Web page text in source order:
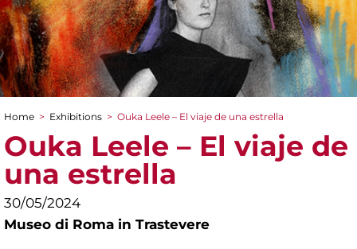
You are here
Home > Exhibitions > Ouka Leele – El viaje de una estrella
Ouka Leele – El viaje de
una estrella
30/05/2024
Museo di Roma in Trastevere